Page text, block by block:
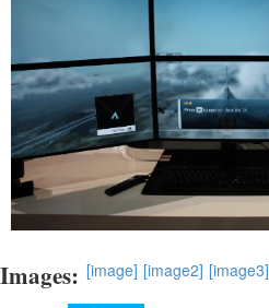
Images: [image] [image2] [image3]